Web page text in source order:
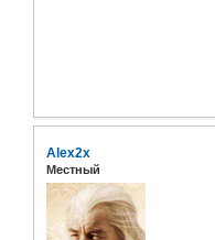
Alex2x
Местный